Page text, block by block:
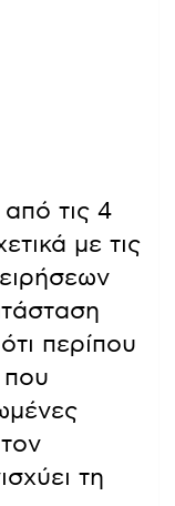
τις 4
με τις
περίπου
που
τη